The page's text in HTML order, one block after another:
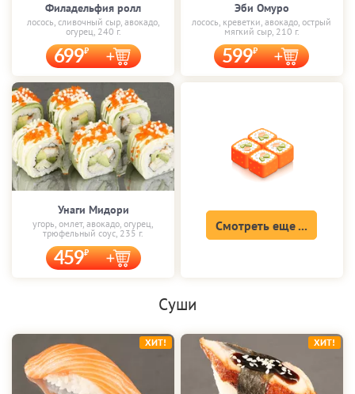
Филадельфия ролл
лосось, сливочный сыр, авокадо,
огурец, 240 г.
699
Эби Омуро
лосось, креветки, авокадо, острый
мягкий сыр, 210 г.
599
Унаги Мидори
угорь, омлет, авокадо, огурец,
трюфельный соус, 235 г.
459
Смотреть еще ...
Суши
ХИТ! ХИТ!